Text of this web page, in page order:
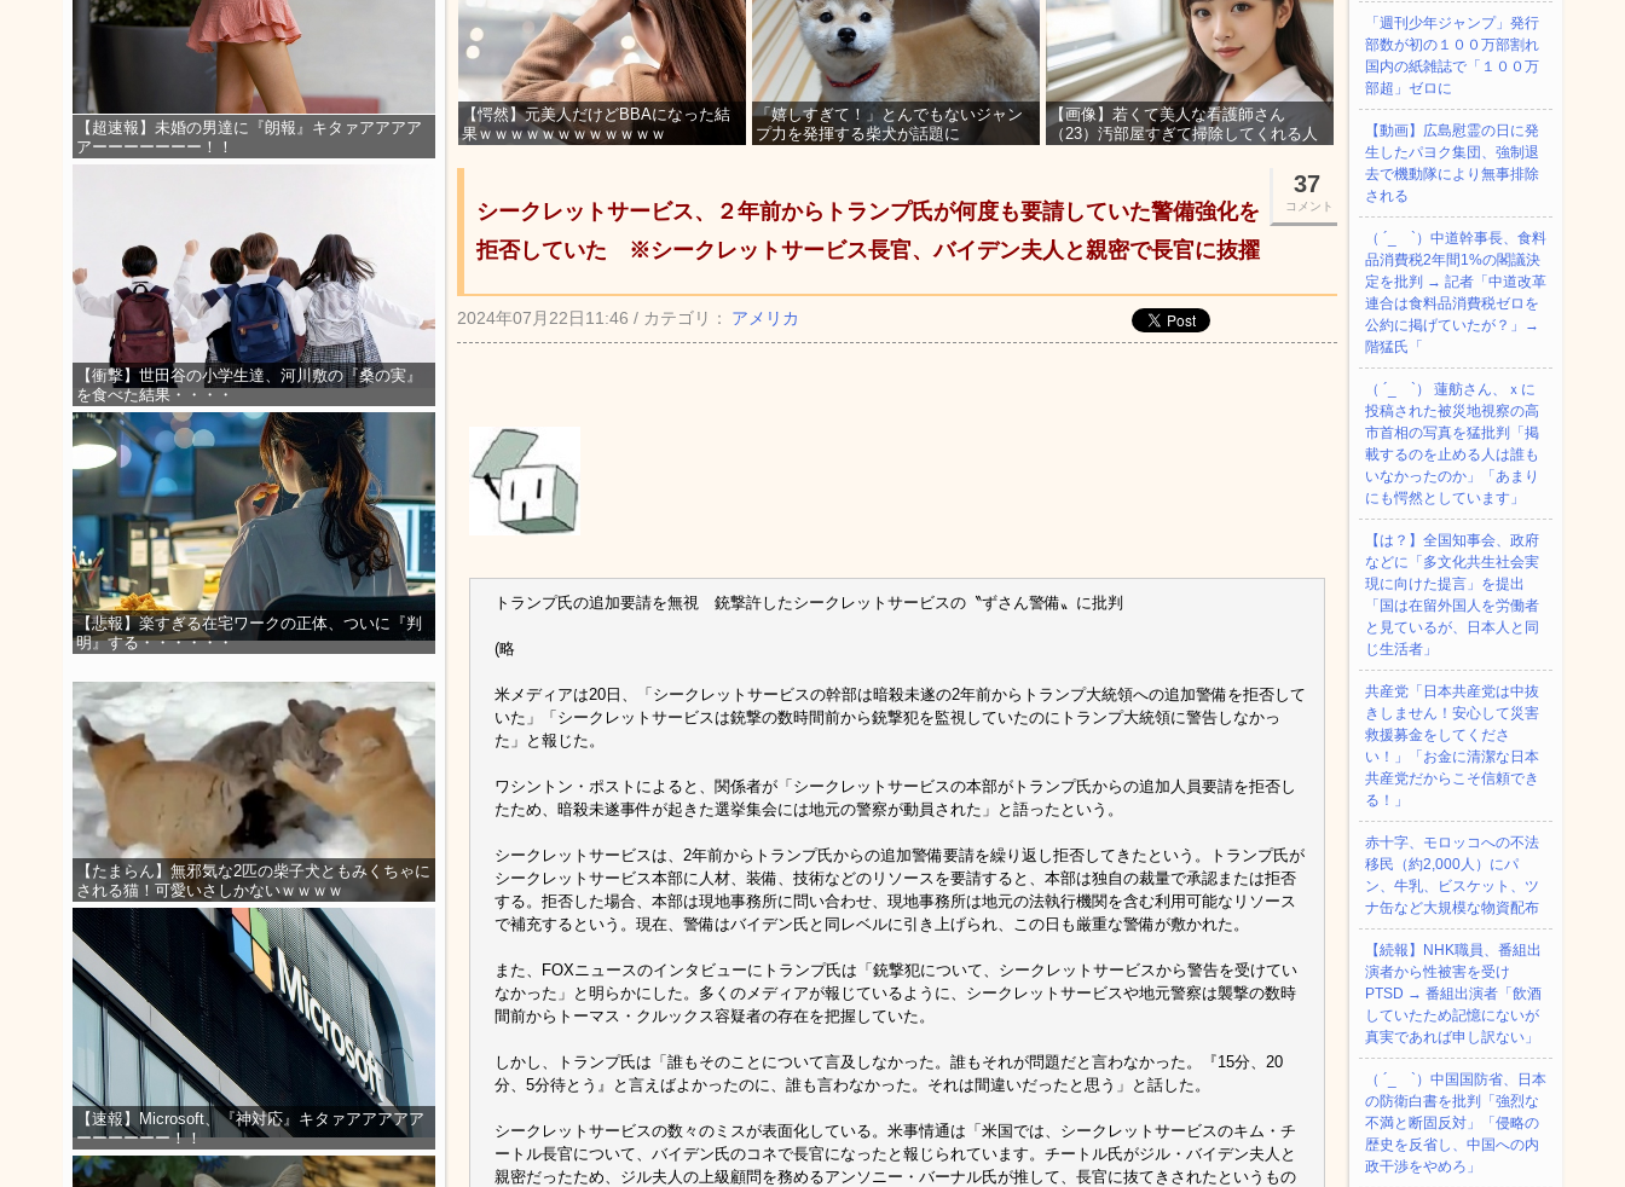
【超速報】未婚の男達に『朗報』キタァアアアア
アーーーーーーー！！
【衝撃】世田谷の小学生達、河川敷の『桑の実』
を食べた結果・・・・
【悲報】楽すぎる在宅ワークの正体、ついに『判
明』する・・・・・・
【たまらん】無邪気な2匹の柴子犬ともみくちゃに
される猫！可愛いさしかないｗｗｗｗ
【速報】Microsoft、『神対応』キタァアアアアア
ーーーーーー！！
【愕然】元美人だけどBBAになった結
果ｗｗｗｗｗｗｗｗｗｗｗｗ
「嬉しすぎて！」とんでもないジャン
プ力を発揮する柴犬が話題に
【画像】若くて美人な看護師さん
（23）汚部屋すぎて掃除してくれる人
37
コメント
シークレットサービス、２年前からトランプ氏が何度も要請していた警備強化を
拒否していた ※シークレットサービス長官、バイデン夫人と親密で長官に抜擢
2024年07月22日11:46 / カテゴリ： アメリカ
トランプ氏の追加要請を無視 銃撃許したシークレットサービスの〝ずさん警備〟に批判
(略
米メディアは20日、「シークレットサービスの幹部は暗殺未遂の2年前からトランプ大統領への追加警備を拒否して
いた」「シークレットサービスは銃撃の数時間前から銃撃犯を監視していたのにトランプ大統領に警告しなかっ
た」と報じた。
ワシントン・ポストによると、関係者が「シークレットサービスの本部がトランプ氏からの追加人員要請を拒否し
たため、暗殺未遂事件が起きた選挙集会には地元の警察が動員された」と語ったという。
シークレットサービスは、2年前からトランプ氏からの追加警備要請を繰り返し拒否してきたという。トランプ氏が
シークレットサービス本部に人材、装備、技術などのリソースを要請すると、本部は独自の裁量で承認または拒否
する。拒否した場合、本部は現地事務所に問い合わせ、現地事務所は地元の法執行機関を含む利用可能なリソース
で補充するという。現在、警備はバイデン氏と同レベルに引き上げられ、この日も厳重な警備が敷かれた。
また、FOXニュースのインタビューにトランプ氏は「銃撃犯について、シークレットサービスから警告を受けてい
なかった」と明らかにした。多くのメディアが報じているように、シークレットサービスや地元警察は襲撃の数時
間前からトーマス・クルックス容疑者の存在を把握していた。
しかし、トランプ氏は「誰もそのことについて言及しなかった。誰もそれが問題だと言わなかった。『15分、20
分、5分待とう』と言えばよかったのに、誰も言わなかった。それは間違いだったと思う」と話した。
シークレットサービスの数々のミスが表面化している。米事情通は「米国では、シークレットサービスのキム・チ
ートル長官について、バイデン氏のコネで長官になったと報じられています。チートル氏がジル・バイデン夫人と
親密だったため、ジル夫人の上級顧問を務めるアンソニー・バーナル氏が推して、長官に抜てきされたというもの
「週刊少年ジャンプ」発行
部数が初の１００万部割れ
国内の紙雑誌で「１００万
部超」ゼロに
【動画】広島慰霊の日に発
生したパヨク集団、強制退
去で機動隊により無事排除
される
（ ´_ゝ`）中道幹事長、食料
品消費税2年間1%の閣議決
定を批判 → 記者「中道改革
連合は食料品消費税ゼロを
公約に掲げていたが？」→
階猛氏「
（ ´_ゝ`） 蓮舫さん、ｘに
投稿された被災地視察の高
市首相の写真を猛批判「掲
載するのを止める人は誰も
いなかったのか」「あまり
にも愕然としています」
【は？】全国知事会、政府
などに「多文化共生社会実
現に向けた提言」を提出
「国は在留外国人を労働者
と見ているが、日本人と同
じ生活者」
共産党「日本共産党は中抜
きしません！安心して災害
救援募金をしてくださ
い！」「お金に清潔な日本
共産党だからこそ信頼でき
る！」
赤十字、モロッコへの不法
移民（約2,000人）にパ
ン、牛乳、ビスケット、ツ
ナ缶など大規模な物資配布
【続報】NHK職員、番組出
演者から性被害を受け
PTSD → 番組出演者「飲酒
していたため記憶にないが
真実であれば申し訳ない」
（ ´_ゝ`）中国国防省、日本
の防衛白書を批判「強烈な
不満と断固反対」「侵略の
歴史を反省し、中国への内
政干渉をやめろ」